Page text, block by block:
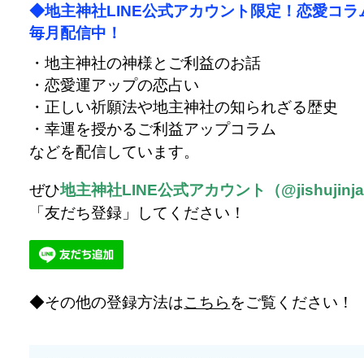
◆地主神社LINE公式アカウント限定！恋愛コラ
毎月配信中！
・地主神社の神様とご利益のお話
・恋愛運アップの恋占い
・正しい祈願法や地主神社の知られざる歴史
・幸運を授かるご利益アップコラム
などを配信しています。
ぜひ地主神社LINE公式アカウント（
「友だち登録」してください！
その他の登録方法はこちら をご覧ください！